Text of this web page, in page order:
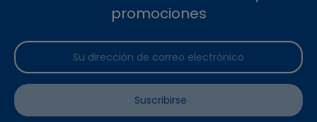
promociones
Suscribirse